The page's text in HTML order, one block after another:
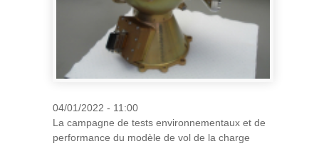
04/01/2022 - 11:00
La campagne de tests environnementaux et de
performance du modèle de vol de la charge